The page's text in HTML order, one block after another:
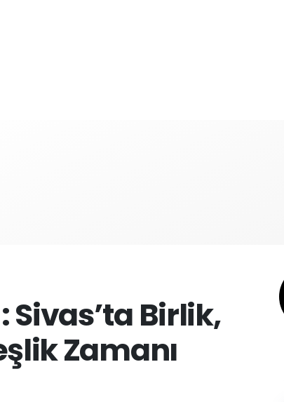
Sivas’ta Birlik,
Zamanı